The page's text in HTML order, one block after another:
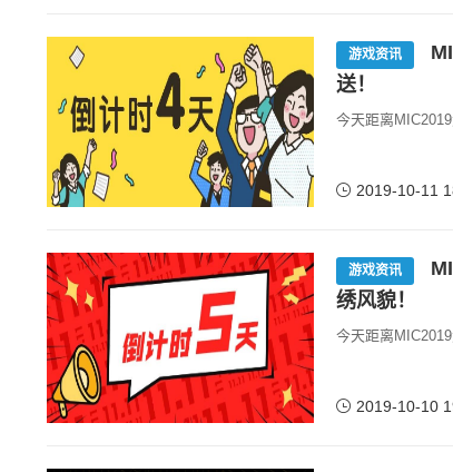
游戏资讯
送！
今天距离
2019-10-11
游戏资讯
绣风貌！
今天距离
2019-10-10